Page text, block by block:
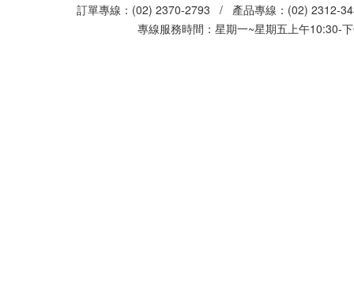
訂單專線：(02) 2370-2793 / 產品專線：(02)
專線服務時間：星期一~星期五上午10:30-